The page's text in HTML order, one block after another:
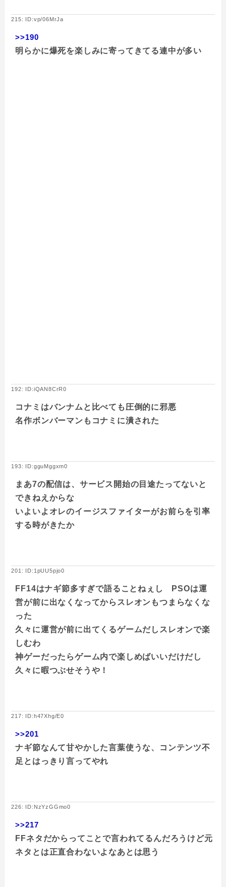
215: ID:vp/06MrJa
>>190
明らかに爆死を楽しみに寄ってきてる連中が多い
192: ID:iQAN8CrR0
コナミはバンナムと比べても圧倒的に邪悪
名作ボンバーマンもコナミに潰された
193: ID:gguMggxm0
まあ7の配信は、サービス開始の目途たってないと
できねえからな
いよいよオレのイージスファイターがお前らを引率
する時がきたか
201: ID:1pUU5pjo0
FF14はナギ節多すぎで語ることねぇし PSOは運
営が前に出なくなってからスレオンもつまらなくな
った
久々に運営が前に出てくるゲームだしスレオンで楽
しむわ
神ゲーだったらゲーム内で楽しめばいいだけだし
久々に暇つぶせそうや！
217: ID:h47Xhg/E0
>>201
ナギ節なんて甘やかした言葉使うな、コンテンツ不
足とはっきり言ってやれ
226: ID:NzYzGGmo0
>>217
FFネタだからってことで言われてるんだろうけど元
ネタとは正直合わないよなあとは思う